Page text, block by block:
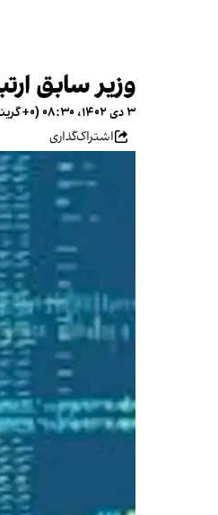
وزیر سابق
۳ دی ۱۴۰۲، ۰۸:۳۰ (‎+۰ گرینویچ)
اشتراک‌گذاری